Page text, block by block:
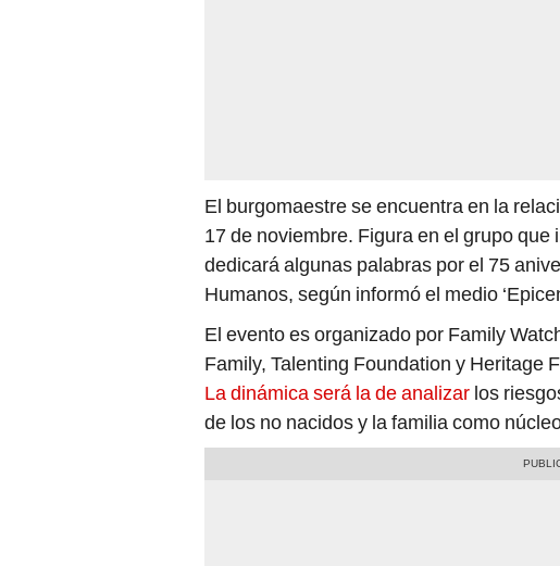
El burgomaestre se encuentra en la
17 de noviembre. Figura en el grupo
dedicará algunas palabras por el 75
Humanos, según informó el medio
El evento es organizado por Family
Family, Talenting Foundation y Heritage
La dinámica será la de analizar los
de los no nacidos y la familia como